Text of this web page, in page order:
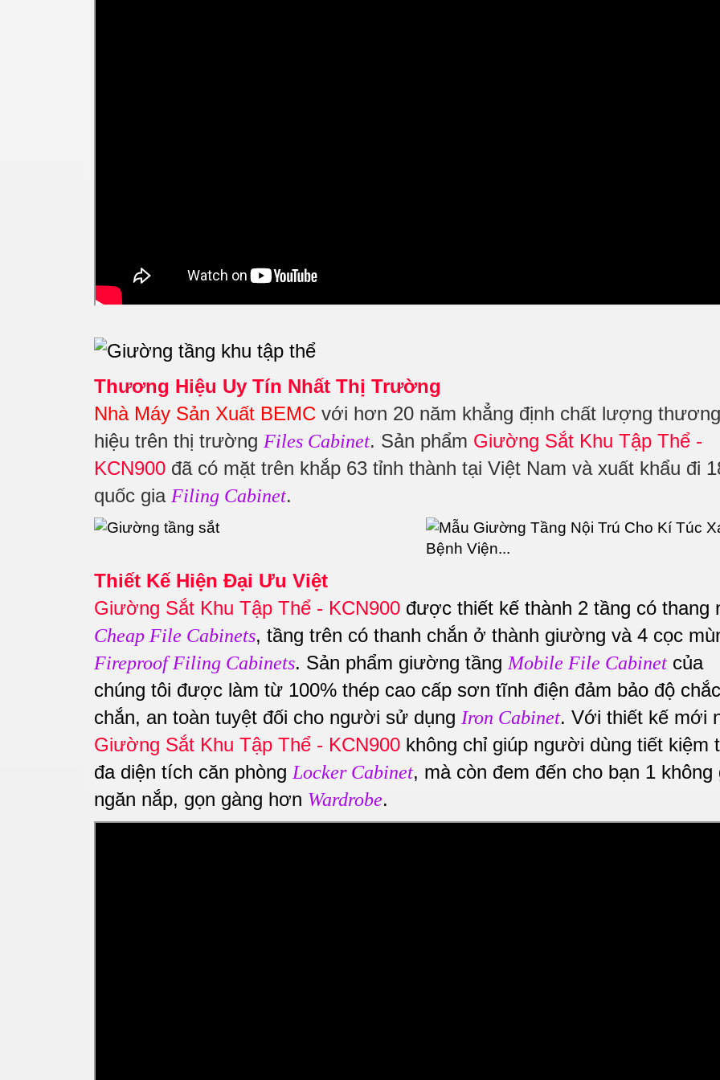
Thương Hiệu Uy Tín Nhất Thị Trường
Nhà Máy Sản Xuất BEMC với hơn 20 năm khẳng định chất lượng thương
hiệu trên thị trường Files Cabinet. Sản phẩm Giường Sắt Khu Tập Thể -
KCN900 đã có mặt trên khắp 63 tỉnh thành tại Việt Nam và xuất khẩu đi
quốc gia Filing Cabinet.
Thiết Kế Hiện Đại Ưu Việt
Giường Sắt Khu Tập Thể - KCN900 được thiết kế thành 2 tầng có thang
Cheap File Cabinets, tầng trên có thanh chắn ở thành giường và 4 cọc
Fireproof Filing Cabinets. Sản phẩm giường tầng Mobile File Cabinet của
chúng tôi được làm từ 100% thép cao cấp sơn tĩnh điện đảm bảo độ chắc
chắn, an toàn tuyệt đối cho người sử dụng Iron Cabinet. Với thiết kế mới
Giường Sắt Khu Tập Thể - KCN900 không chỉ giúp người dùng tiết kiệm
đa diện tích căn phòng Locker Cabinet, mà còn đem đến cho bạn 1 không
ngăn nắp, gọn gàng hơn Wardrobe.